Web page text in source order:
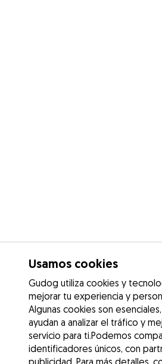
Usamos cookies
Gudog utiliza cookies y
mejorar tu experiencia y
Algunas cookies son
ayudan a analizar el tráfico y
servicio para ti.Podemos
identificadores únicos, con
publicidad. Para más detalles,